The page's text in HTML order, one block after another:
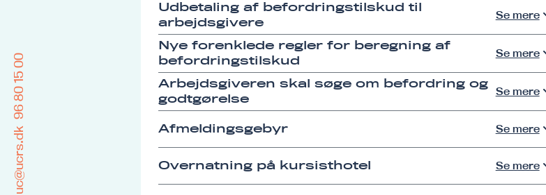
Udbetaling af befordringstilskud til
arbejdsgivere
Se mere
Nye forenklede regler for beregning af
befordringstilskud
Se mere
Arbejdsgiveren skal søge om befordring og
godtgørelse
Se mere
Afmeldingsgebyr Se mere
Overnatning på kursisthotel Se mere
uc@ucrs.dk
96 80 15 00